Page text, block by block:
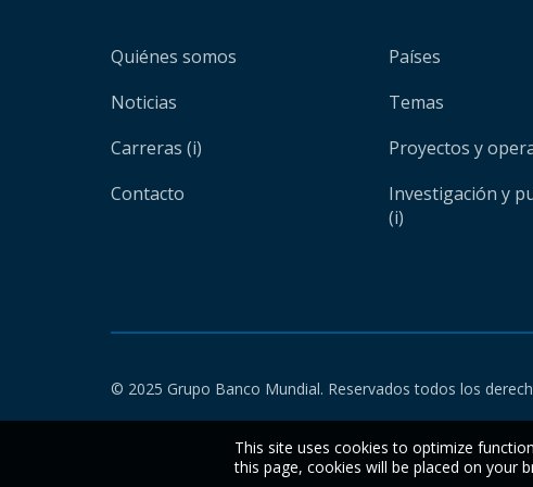
Quiénes somos
Noticias
Carreras (i)
Contacto
Países
Temas
Proyectos y
Investigación y
(i)
© 2025 Grupo Banco Mundial. Reservados todos los
This site uses cookies to optimize
this page, cookies will be placed on your